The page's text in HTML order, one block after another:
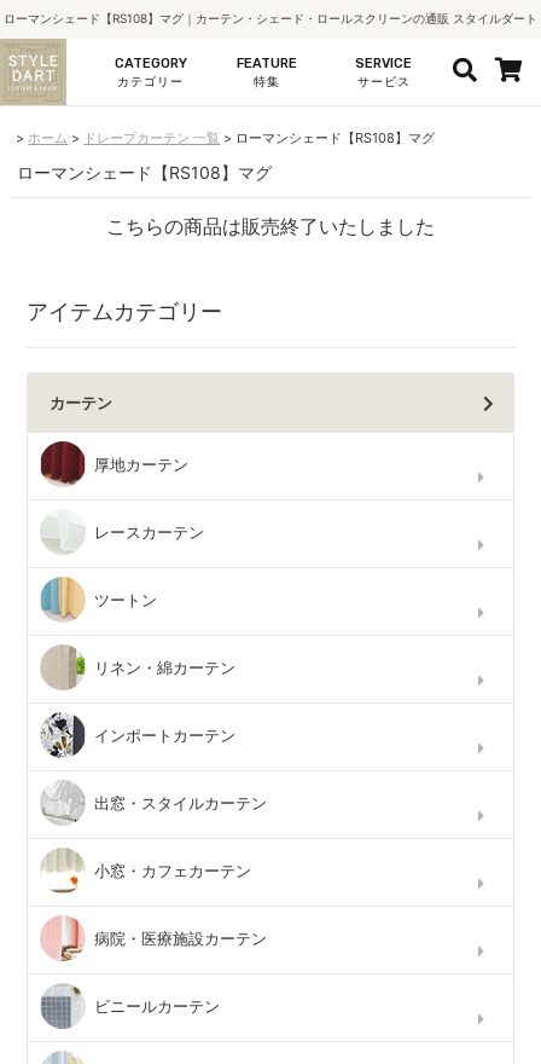
ローマンシェード【RS108】マグ｜カーテン・シェード・ロールスクリーンの通販 スタイルダート
CATEGORY
カテゴリー
FEATURE
特集
SERVICE
サービス
ホーム ドレープカーテン 一覧 ローマンシェード【RS108】マグ
ローマンシェード【RS108】マグ
こちらの商品は販売終了いたしました
アイテムカテゴリー
カーテン
厚地カーテン
レースカーテン
ツートン
リネン・綿カーテン
インポートカーテン
出窓・スタイルカーテン
小窓・カフェカーテン
病院・医療施設カーテン
ビニールカーテン